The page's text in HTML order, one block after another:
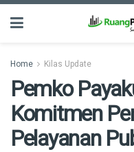
Home Kilas Update
Pemko
Komitmen
Pelayanan